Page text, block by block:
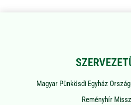
Magyar Pünkösdi Egyház
Reményhír